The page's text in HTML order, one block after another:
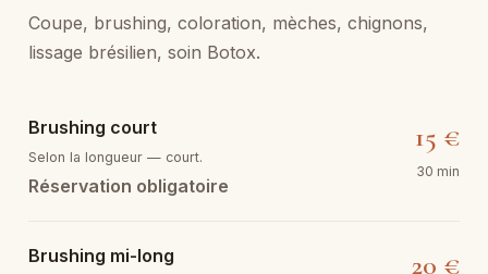
Coupe, brushing, coloration, mèches, chignons,
lissage brésilien, soin Botox.
Brushing court
Selon la longueur — court.
Réservation obligatoire
15 €
30 min
Brushing mi-long 20 €